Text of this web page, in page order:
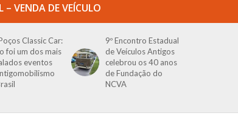
– VENDA DE VEÍCULO
Classic Car:
foi um dos mais
eventos
9º Encontro Estadual
de Veículos Antigos
celebrou os 40 anos
de Fundação do
NCVA